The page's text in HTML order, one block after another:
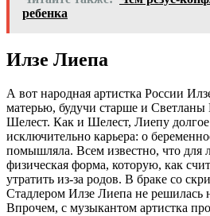
ребенка
Илзе Лиепа
А вот народная артистка России
матерью, будучи старше и
Шелест. Как и Шелест, Лиепу долгое
исключительно карьера: о
помышляла. Всем известно, что для
физическая форма, которую, как
утратить из-за родов. В браке со
Стадлером Илзе Лиепа не решилась
Впрочем, с музыкантом артистка